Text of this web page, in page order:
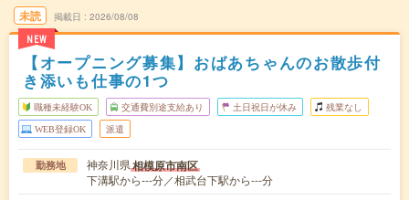
未読
NEW
掲載日 2026/08/08
【オープニング募集】おばあちゃんのお散歩付
き添いも仕事の1つ
職種未経験OK 交通費別途支給あり 土日祝日が休み 残業なし
WEB登録OK 派遣
勤務地 神奈川県相模原市南区
下溝駅から---分／相武台下駅から---分